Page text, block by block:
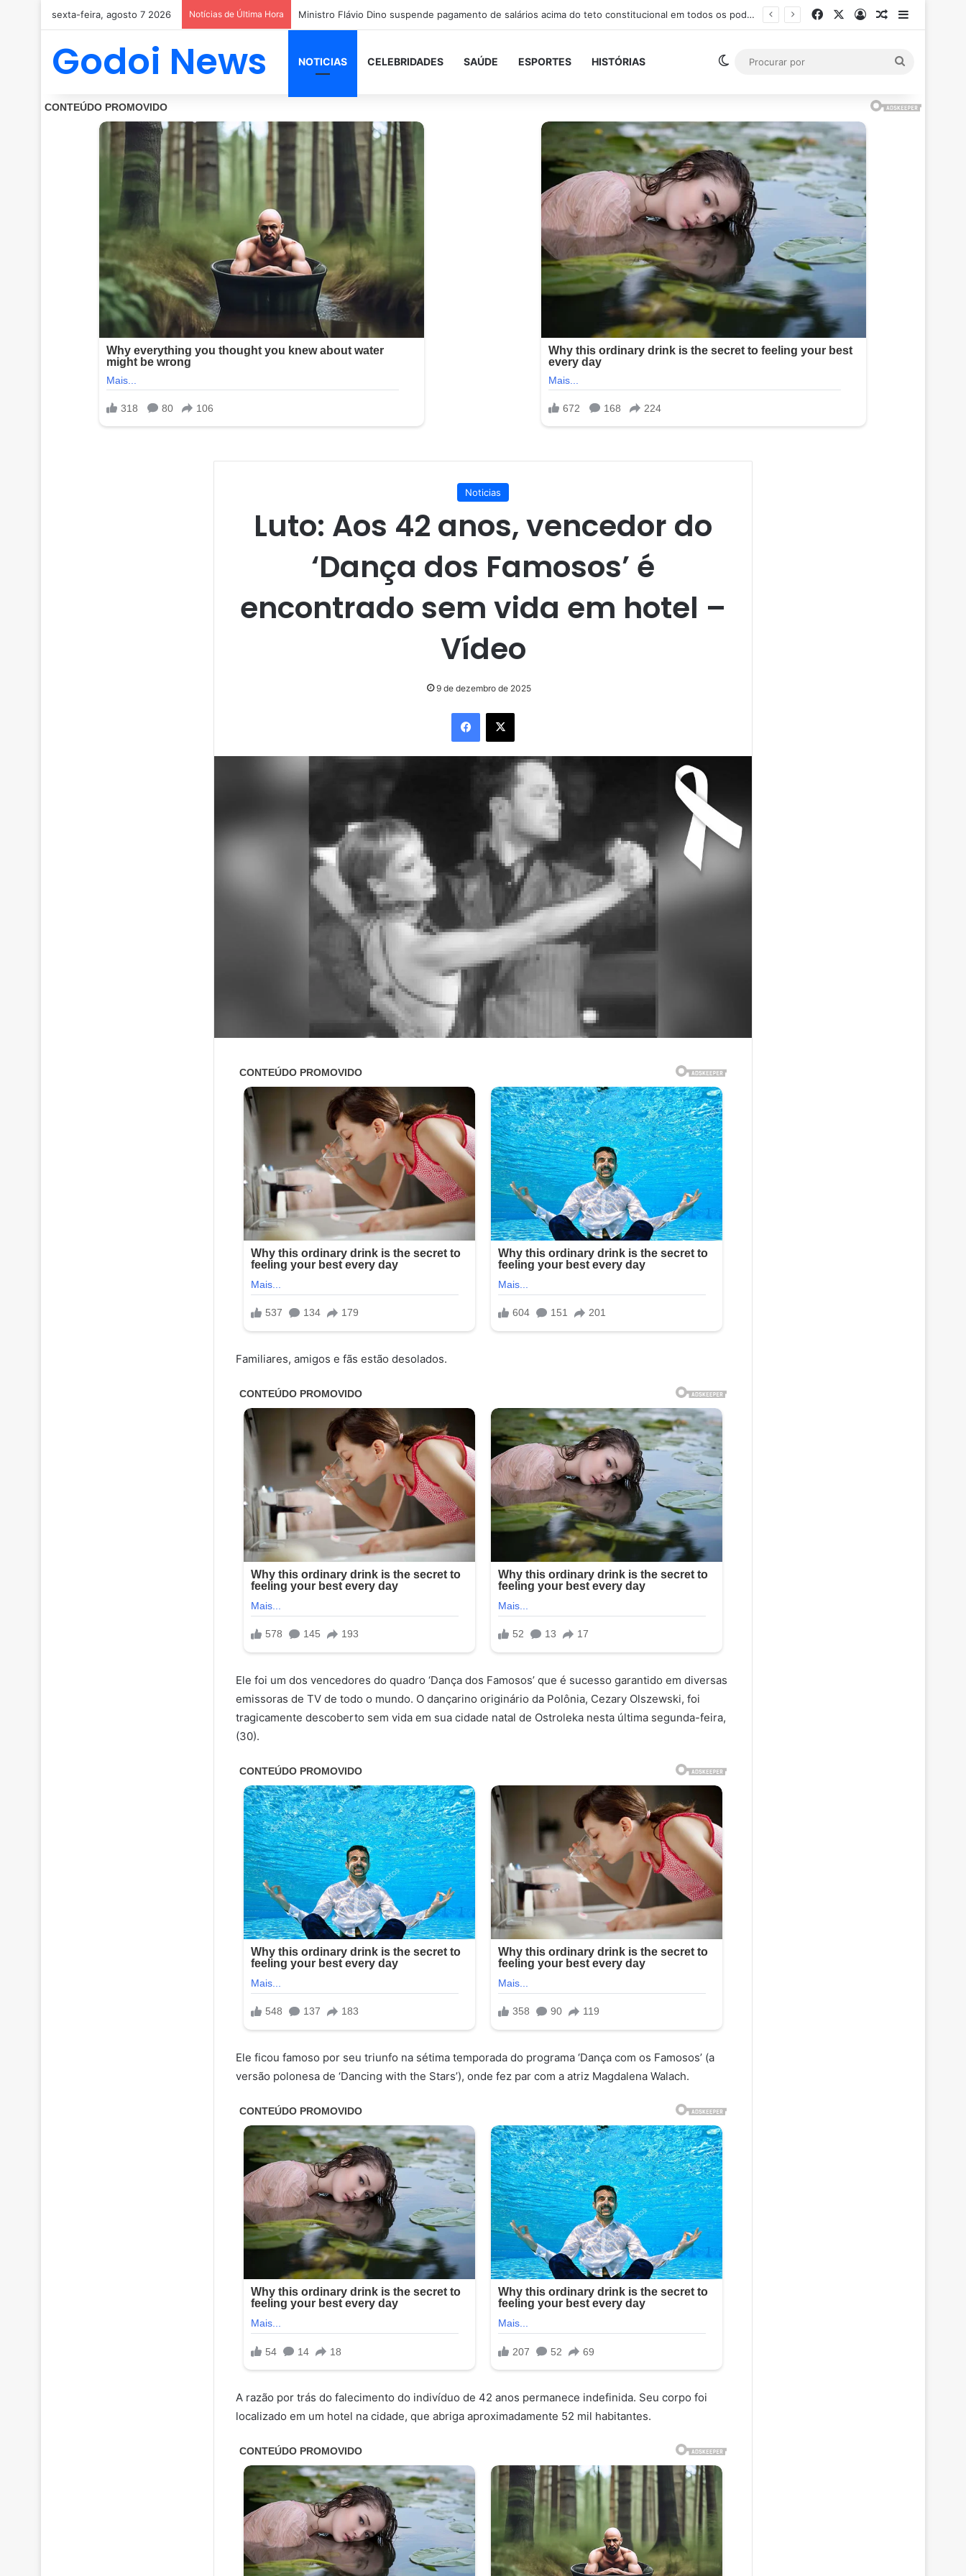
sexta-feira, agosto 7 2026 Notícias de Última Hora PM morre após bater de carro e cair em rio próximo à BR-101, em São Gonçalo (RJ) FacebookEntrarArtigoBarra
Godoi News NOTICIAS CELEBRIDADES SAÚDE ESPORTES HISTÓRIAS Switch skin
Noticias
Luto: Aos 42 anos, vencedor do
‘Dança dos Famosos’ é
encontrado sem vida em hotel –
Vídeo
9 de dezembro de 2025
Facebook
X
Familiares, amigos e fãs estão desolados.
Ele foi um dos vencedores do quadro ‘Dança dos Famosos’ que é sucesso garantido em diversas
emissoras de TV de todo o mundo. O dançarino originário da Polônia, Cezary Olszewski, foi
tragicamente descoberto sem vida em sua cidade natal de Ostroleka nesta última segunda-feira,
(30).
Ele ficou famoso por seu triunfo na sétima temporada do programa ‘Dança com os Famosos’ (a
versão polonesa de ‘Dancing with the Stars’), onde fez par com a atriz Magdalena Walach.
A razão por trás do falecimento do indivíduo de 42 anos permanece indefinida. Seu corpo foi
localizado em um hotel na cidade, que abriga aproximadamente 52 mil habitantes.